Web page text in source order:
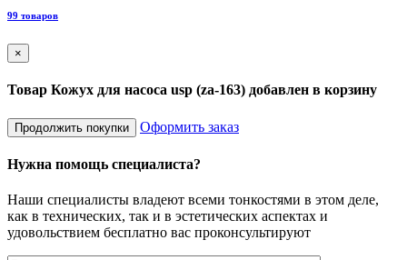
99 товаров
×
Товар Кожух для насоса usp (za-163) добавлен в корзину
Продолжить покупки Оформить заказ
Нужна помощь специалиста?
Наши специалисты владеют всеми тонкостями в этом деле,
как в технических, так и в эстетических аспектах и
удовольствием бесплатно вас проконсультируют